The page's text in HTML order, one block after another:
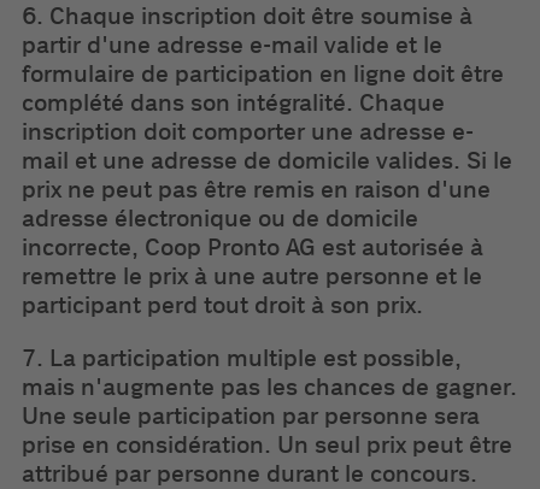
6. Chaque inscription doit être soumise à
partir d'une adresse e-mail valide et le
formulaire de participation en ligne doit être
complété dans son intégralité. Chaque
inscription doit comporter une adresse e-
mail et une adresse de domicile valides. Si le
prix ne peut pas être remis en raison d'une
adresse électronique ou de domicile
incorrecte, Coop Pronto AG est autorisée à
remettre le prix à une autre personne et le
participant perd tout droit à son prix.
7. La participation multiple est possible,
mais n'augmente pas les chances de gagner.
Une seule participation par personne sera
prise en considération. Un seul prix peut être
attribué par personne durant le concours.